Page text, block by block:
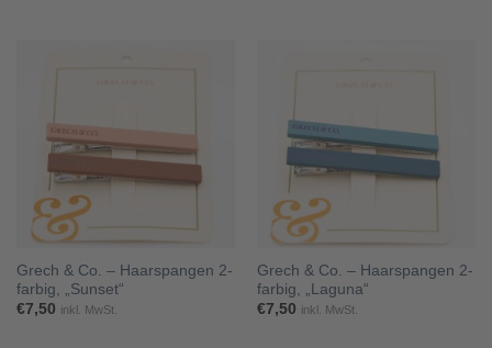
Grech & Co. – Haarspangen 2-
farbig, „Sunset“
€7,50 inkl. MwSt.
Grech & Co. – Haarspangen 2-
farbig, „Laguna“
€7,50 inkl. MwSt.